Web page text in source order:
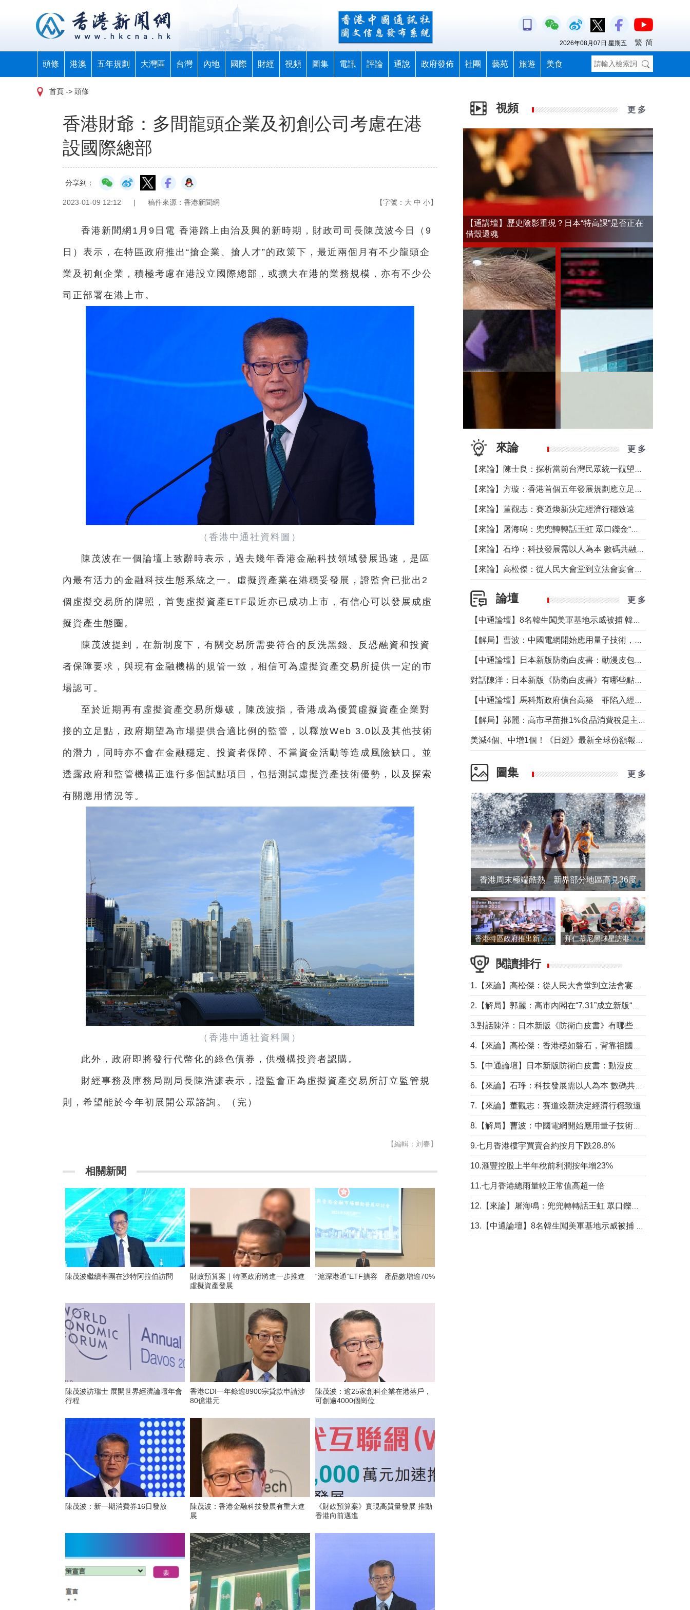
頭條 港澳 五年規劃 大灣區 台灣 內地 國際 財經 視頻 圖集 電訊 評論 通說 政府發佈 社團 藝苑 旅遊 美食
2026年08月07日 星期五 繁 简
首頁 -> 頭條
香港財爺：多間龍頭企業及初創公司考慮在港
設國際總部
分享到：
2023-01-09 12:12 | 稿件來源：香港新聞網 【字號： 大 中 小】
香港新聞網1月9日電 香港踏上由治及興的新時期，財政司司長陳茂波今日（9
日）表示，在特區政府推出“搶企業、搶人才”的政策下，最近兩個月有不少龍頭企
業及初創企業，積極考慮在港設立國際總部，或擴大在港的業務規模，亦有不少公
司正部署在港上市。
（香港中通社資料圖）
陳茂波在一個論壇上致辭時表示，過去幾年香港金融科技領域發展迅速，是區
內最有活力的金融科技生態系統之一。虛擬資產業在港穩妥發展，證監會已批出2
個虛擬交易所的牌照，首隻虛擬資產ETF最近亦已成功上市，有信心可以發展成虛
擬資產生態圈。
陳茂波提到，在新制度下，有關交易所需要符合的反洗黑錢、反恐融資和投資
者保障要求，與現有金融機構的規管一致，相信可為虛擬資產交易所提供一定的市
場認可。
至於近期再有虛擬資產交易所爆破，陳茂波指，香港成為優質虛擬資產企業對
接的立足點，政府期望為市場提供合適比例的監管，以釋放Web 3.0以及其他技術
的潛力，同時亦不會在金融穩定、投資者保障、不當資金活動等造成風險缺口。並
透露政府和監管機構正進行多個試點項目，包括測試虛擬資產技術優勢，以及探索
有關應用情況等。
（香港中通社資料圖）
此外，政府即將發行代幣化的綠色債券，供機構投資者認購。
財經事務及庫務局副局長陳浩濂表示，證監會正為虛擬資產交易所訂立監管規
則，希望能於今年初展開公眾諮詢。（完）
【編輯：刘春】
相關新聞
陳茂波繼續率團在沙特阿拉伯訪問
財政預算案｜特區政府將進一步推進
虛擬資產發展
“滬深港通”ETF擴容 產品數增逾70%
陳茂波訪瑞士 展開世界經濟論壇年會
行程
香港CDI一年錄逾8900宗貸款申請涉
80億港元
陳茂波：逾25家創科企業在港落戶，
可創逾4000個崗位
陳茂波：新一期消費券16日發放
陳茂波：香港金融科技發展有重大進
展
《財政預算案》實現高質量發展 推動
香港向前邁進
視頻 更 多
【通講壇】歷史陰影重現？日本“特高課”是否正在
借殼還魂
來論 更 多
【來論】董觀志：賽道煥新決定經濟行穩致遠
論壇 更 多
圖集 更 多
香港周末極端酷熱 新界部分地區高見36度
香港特區政府推出新一批銀色債券 每手1萬元保底息4.25厘 拜仁慕尼黑球星訪港 與球迷近距離互動
閱讀排行
7.【來論】董觀志：賽道煥新決定經濟行穩致遠
9.七月香港樓宇買賣合約按月下跌28.8%
10.滙豐控股上半年稅前利潤按年增23%
11.七月香港總雨量較正常值高超一倍